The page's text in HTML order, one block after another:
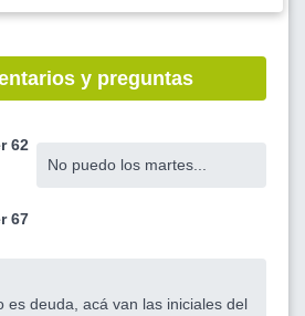
y preguntas
62
No puedo los martes...
67
es deuda, acá van las iniciales del